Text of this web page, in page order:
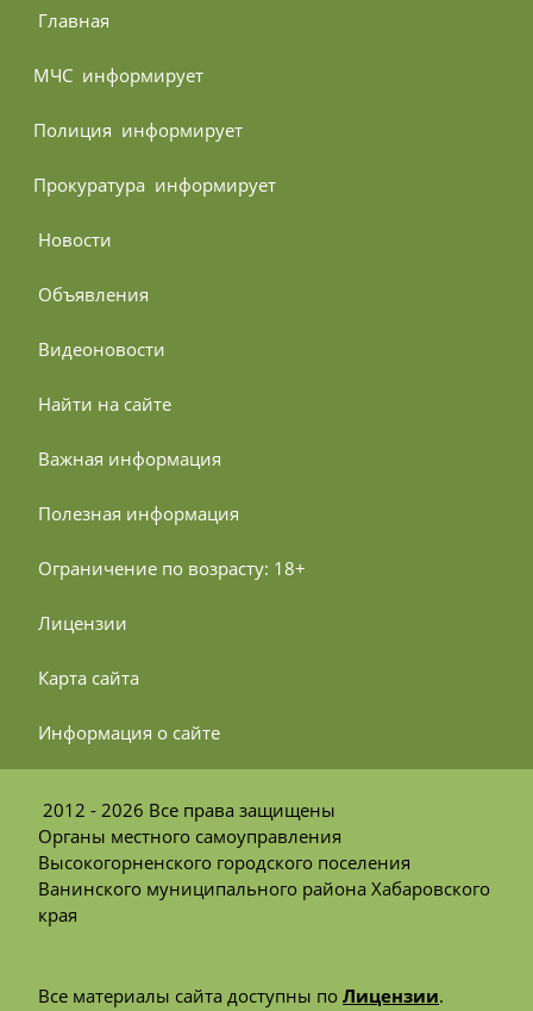
Главная
МЧС информирует
Полиция информирует
Прокуратура информирует
Новости
Объявления
Видеоновости
Найти на сайте
Важная информация
Полезная информация
Ограничение по возрасту: 18+
Лицензии
Карта сайта
Информация о сайте
2012 - 2026 Все права защищены
Органы местного самоуправления
Высокогорненского городского поселения
Ванинского муниципального района Хабаровского
края
Все материалы сайта доступны по Лицензии.